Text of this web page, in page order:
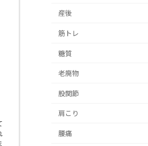
産後
筋トレ
糖質
老廃物
股関節
肩こり
腰痛